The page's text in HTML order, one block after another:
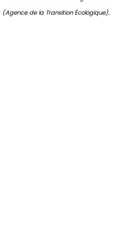
(Agence de la Transition Écologique).